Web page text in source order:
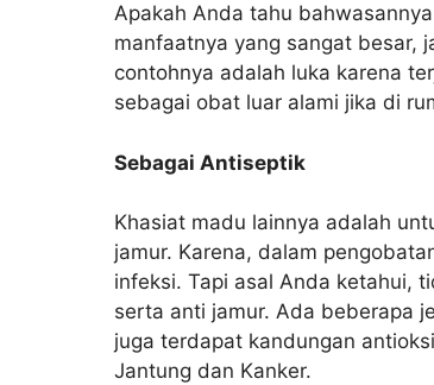
Apakah Anda tahu
manfaatnya yang sangat besar,
contohnya adalah luka karena
sebagai obat luar alami jika di
Sebagai Antiseptik
Khasiat madu lainnya adalah
jamur. Karena, dalam
infeksi. Tapi asal Anda ketahui,
serta anti jamur. Ada beberapa
juga terdapat kandungan
Jantung dan Kanker.